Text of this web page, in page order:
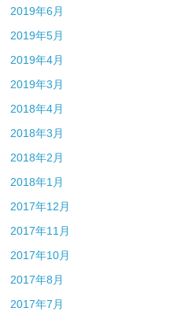
2019年6月
2019年5月
2019年4月
2019年3月
2018年4月
2018年3月
2018年2月
2018年1月
2017年12月
2017年11月
2017年10月
2017年8月
2017年7月